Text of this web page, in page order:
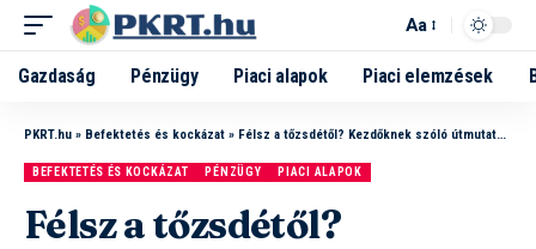
Aa
Gazdaság Pénzügy Piaci alapok Piaci elemzések
PKRT.hu » Befektetés és kockázat » Félsz a tőzsdétől? Kezdőknek szóló útmutató az első befektetésekhez
BEFEKTETÉS ÉS KOCKÁZAT PÉNZÜGY PIACI ALAPOK
Félsz a tőzsdétől?